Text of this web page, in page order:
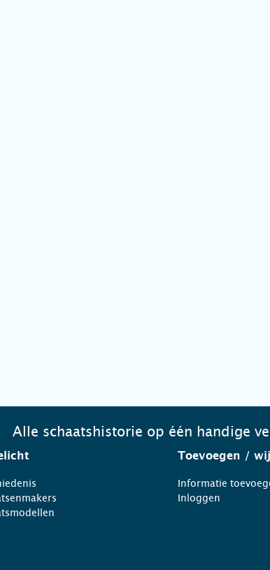
Alle schaatshistorie op één handige
Toevoegen /
Informatie
Inloggen